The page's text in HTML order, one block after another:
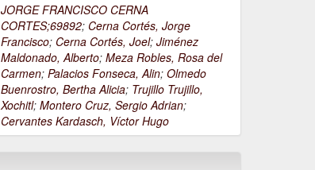
JORGE FRANCISCO CERNA
CORTES;69892; Cerna Cortés, Jorge
Francisco; Cerna Cortés, Joel;Jiménez
Maldonado, Alberto;Meza Robles, Rosa del
Carmen;Palacios Fonseca, Alin;Olmedo
Buenrostro, Bertha Alicia; Trujillo Trujillo,
Xochitl;Montero Cruz, Sergio Adrian;
Cervantes Kardasch, Víctor Hugo